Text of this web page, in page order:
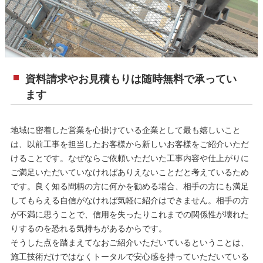
資料請求やお見積もりは随時無料で承ってい
ます
地域に密着した営業を心掛けている企業として最も嬉しいこと
は、以前工事を担当したお客様から新しいお客様をご紹介いただ
けることです。なぜならご依頼いただいた工事内容や仕上がりに
ご満足いただいていなければありえないことだと考えているため
です。良く知る間柄の方に何かを勧める場合、相手の方にも満足
してもらえる自信がなければ気軽に紹介はできません。相手の方
が不満に思うことで、信用を失ったりこれまでの関係性が壊れた
りするのを恐れる気持ちがあるからです。
そうした点を踏まえてなおご紹介いただいているということは、
施工技術だけではなくトータルで安心感を持っていただいている